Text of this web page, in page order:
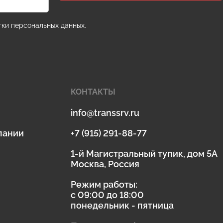
персональных данных.
КОНТАКТЫ
info@transsrv.ru
+7 (915) 291-88-77
1-й Магистральный тупик, дом 5А
Москва, Россия
Режим работы:
с 09:00 до 18:00
понедельник - пятница